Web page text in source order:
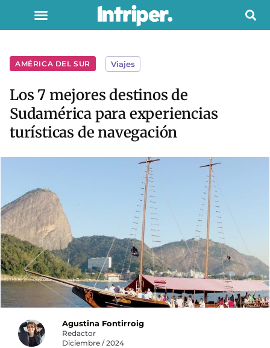
AMÉRICA DEL SUR Viajes
Los 7 mejores destinos de
Sudamérica para experiencias
turísticas de navegación
Agustina Fontirroig
Redactor
Diciembre / 2024